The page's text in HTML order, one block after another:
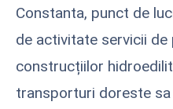
Constanta, punct de
de activitate servicii
construcțiilor
transporturi doreste sa